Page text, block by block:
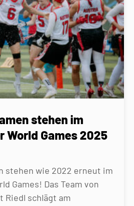
stehen im
World Games 2025
stehen wie 2022 erneut im
Games! Das Team von
Riedl schlägt am